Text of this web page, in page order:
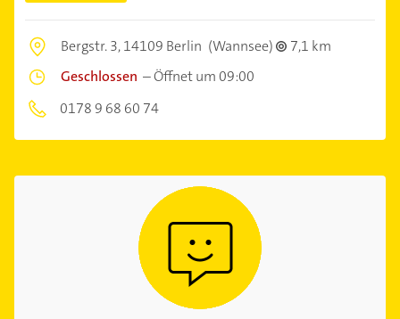
Bergstr. 3,14109 Berlin (Wannsee)
7,1 km
Geschlossen –Öffnet um 09:00
0178 9 68 60 74